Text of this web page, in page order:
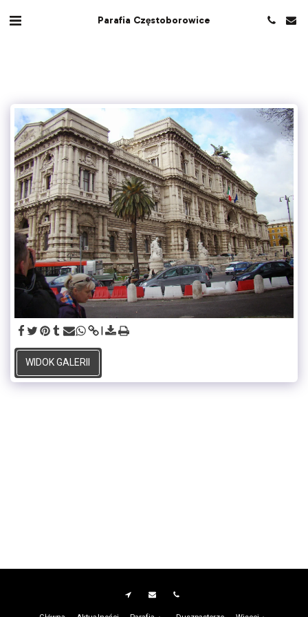
Parafia Częstoborowice
WIDOK GALERII